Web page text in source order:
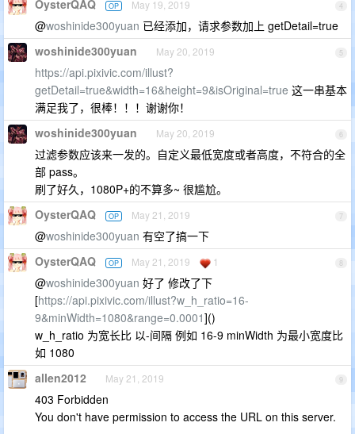
4
OysterQAQ OP May 19, 2019
@woshinide300yuan 已经添加，请求参数加上 getDetail=true
5
woshinide300yuan May 20, 2019
https://api.pixivic.com/illust?
getDetail=true&width=16&height=9&isOriginal=true 这一串基本
满足我了，很棒！！！谢谢你！
6
woshinide300yuan May 20, 2019
过滤参数应该来一发的。自定义最低宽度或者高度，不符合的全
部 pass。
刷了好久，1080P+的不算多~ 很尴尬。
7
OysterQAQ OP May 21, 2019
@woshinide300yuan 有空了搞一下
8
OysterQAQ OP May 21, 2019 1
@woshinide300yuan 好了 修改了下
[https://api.pixivic.com/illust?w_h_ratio=16-
9&minWidth=1080&range=0.0001]()
w_h_ratio 为宽长比 以-间隔 例如 16-9 minWidth 为最小宽度比
如 1080
9
allen2012 May 21, 2019
403 Forbidden
You don't have permission to access the URL on this server.